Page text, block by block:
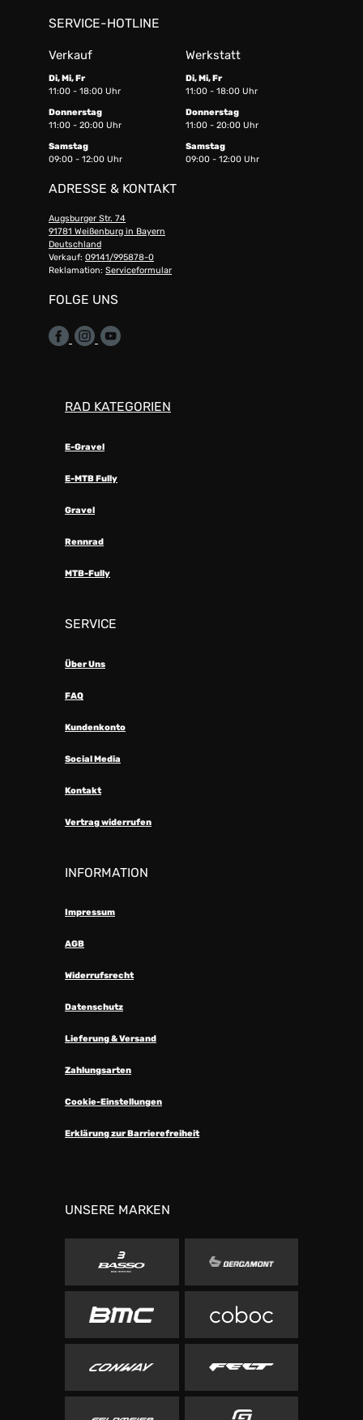
SERVICE-HOTLINE
Verkauf Werkstatt
Di, Mi, Fr
11:00 - 18:00 Uhr
Di, Mi, Fr
11:00 - 18:00 Uhr
Donnerstag
11:00 - 20:00 Uhr
Donnerstag
11:00 - 20:00 Uhr
Samstag
09:00 - 12:00 Uhr
Samstag
09:00 - 12:00 Uhr
ADRESSE & KONTAKT
Augsburger Str. 74
91781 Weißenburg in Bayern
Deutschland
Verkauf: 09141/995878-0
Reklamation: Serviceformular
FOLGE UNS
RAD KATEGORIEN
E-Gravel
E-MTB Fully
Gravel
Rennrad
MTB-Fully
SERVICE
Über Uns
FAQ
Kundenkonto
Social Media
Kontakt
Vertrag widerrufen
INFORMATION
Impressum
AGB
Widerrufsrecht
Datenschutz
Lieferung & Versand
Zahlungsarten
Cookie-Einstellungen
Erklärung zur Barrierefreiheit
UNSERE MARKEN